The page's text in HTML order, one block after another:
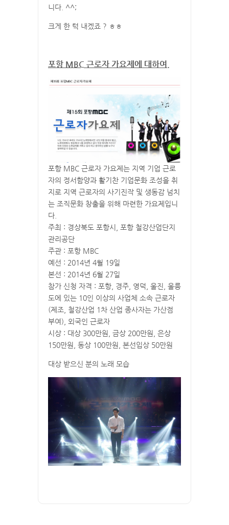
니다. ^^;
크게 한 턱 내겠죠 ? ㅎㅎ
포항 MBC 근로자 가요제에 대하여.
포항 MBC 근로자 가요제는 지역 기업 근로
자의 정서함양과 활기찬 기업문화 조성을 취
지로 지역 근로자의 사기진작 및 생동감 넘치
는 조직문화 창출을 위해 마련한 가요제입니
다.
주최 : 경상북도 포항시, 포항 철강산업단지
관리공단
주관 : 포항 MBC
예선 : 2014년 4월 19일
본선 : 2014년 6월 27일
참가 신청 자격 : 포항, 경주, 영덕, 울진, 울릉
도에 있는 10인 이상의 사업체 소속 근로자
(제조, 철강산업 1차 산업 종사자는 가산점
부여), 외국인 근로자
시상 : 대상 300만원, 금상 200만원, 은상
150만원, 동상 100만원, 본선입상 50만원
대상 받으신 분의 노래 모습